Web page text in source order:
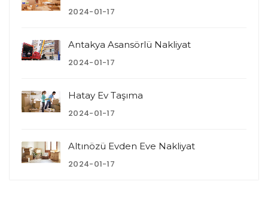
2024-01-17
Antakya Asansörlü Nakliyat
2024-01-17
Hatay Ev Taşıma
2024-01-17
Altınözü Evden Eve Nakliyat
2024-01-17